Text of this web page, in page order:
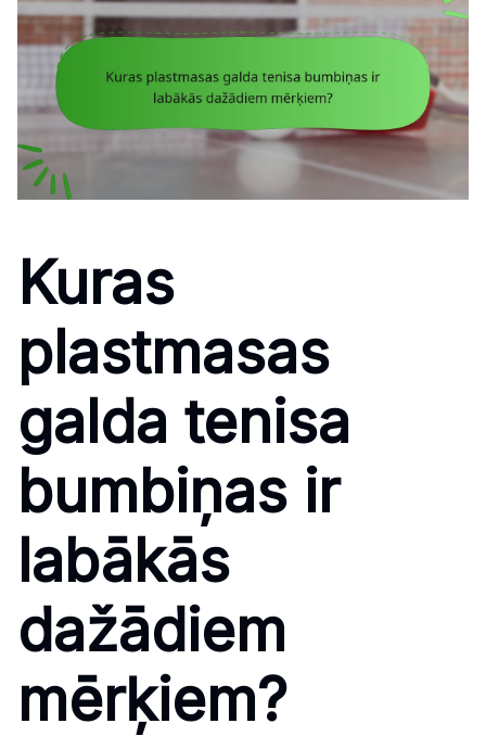
Kuras
plastmasas
galda tenisa
bumbiņas ir
labākās
dažādiem
mērķiem?